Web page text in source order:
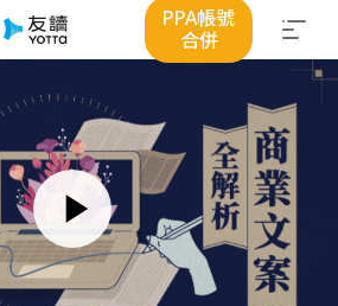
PPA帳號
合併